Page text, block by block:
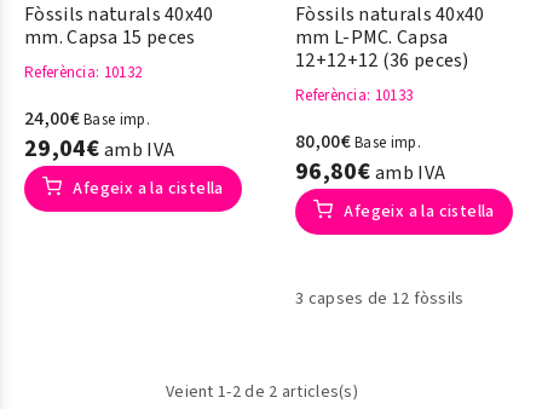
Fòssils naturals 40x40
mm. Capsa 15 peces
Referència: 10132
24,00€Base imp.
29,04€amb IVA
Afegeix a la cistella
Fòssils naturals 40x40
mm L-PMC. Capsa
12+12+12 (36 peces)
Referència: 10133
80,00€Base imp.
96,80€amb IVA
Afegeix a la cistella
3 capses de 12 fòssils
Veient 1-2 de 2 articles(s)